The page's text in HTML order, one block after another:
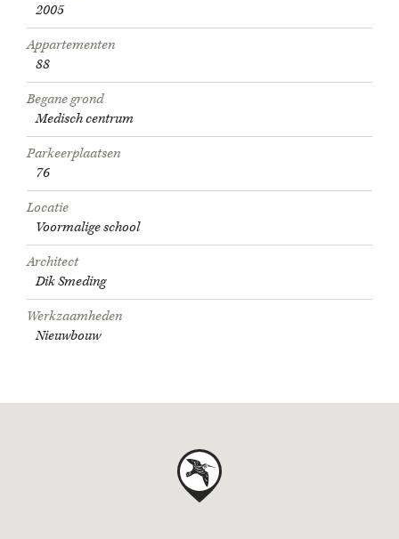
2005
Appartementen
88
Begane grond
Medisch centrum
Parkeerplaatsen
76
Locatie
Voormalige school
Architect
Dik Smeding
Werkzaamheden
Nieuwbouw